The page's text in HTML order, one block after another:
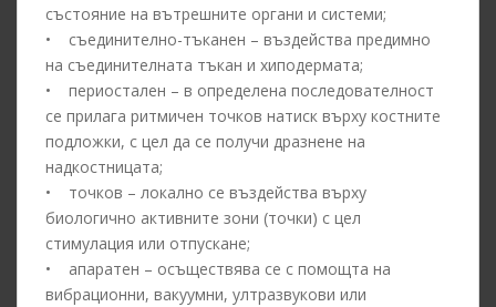
състояние на вътрешните органи и системи;
• съединително-тъканен – въздейства предимно
на съединителната тъкан и хиподермата;
• периостален – в определена последователност
се прилага ритмичен точков натиск върху костните
подложки, с цел да се получи дразнене на
надкостницата;
• точков – локално се въздейства върху
биологично активните зони (точки) с цел
стимулация или отпускане;
• апаратен – осъществява се с помощта на
вибрационни, вакуумни, ултразвукови или